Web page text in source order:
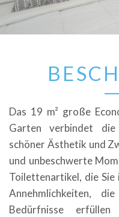
Das 19 m² große
Garten verbindet
schöner Ästhetik und
und unbeschwerte
Toilettenartikel, die Sie
Annehmlichkeiten,
Bedürfnisse